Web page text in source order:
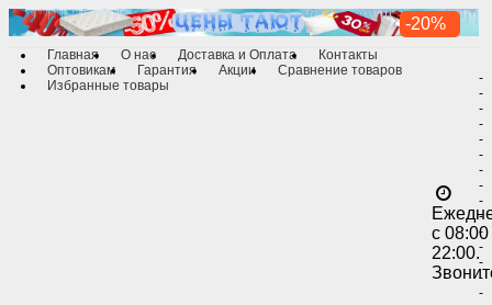
Главная О нас Доставка и Оплата
Контакты
Оптовикам
Гарантия Акции
Сравнение товаров
Избранные товары
с
22:00.
-
-
-
-
-
-
-
-
-
-
-
-
-
-
-
-20%